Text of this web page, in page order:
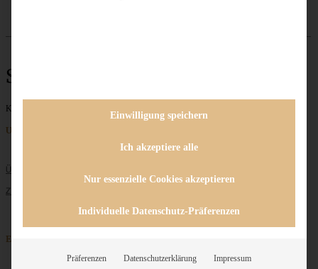
Saté
Keine Beiträge gefunden
Unternehmen
ÜBER MICH
ZUSAMMENARBEIT
Entdecken
Einwilligung speichern
Ich akzeptiere alle
Nur essenzielle Cookies akzeptieren
Individuelle Datenschutz-Präferenzen
Präferenzen Datenschutzerklärung Impressum